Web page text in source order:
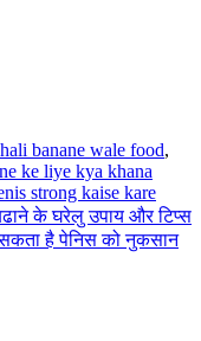
banane wale food,
ke liye kya khana
strong kaise kare
के घरेलु उपाय और टिप्स
है पेनिस को नुकसान